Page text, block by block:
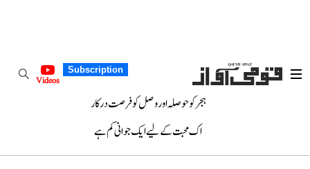
Subscription
Videos
ہجر کو حوصلہ اور وصل کو فرصت درکار
اک محبت کے لیے ایک جوانی کم ہے